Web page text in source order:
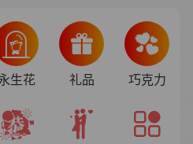
生花 礼品 巧克力